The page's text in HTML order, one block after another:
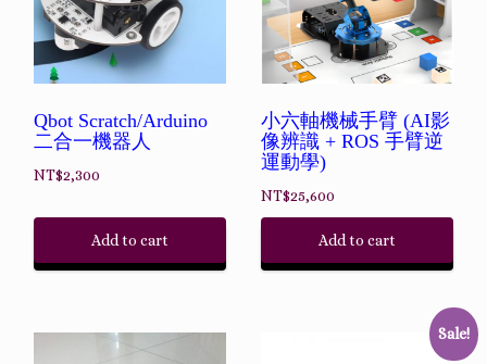
Qbot Scratch/Arduino
二合一機器人
NT$2,300
Add to cart
小六軸機械手臂 (AI影
像辨識 + ROS 手臂逆
運動學)
NT$25,600
Add to cart
Sale!